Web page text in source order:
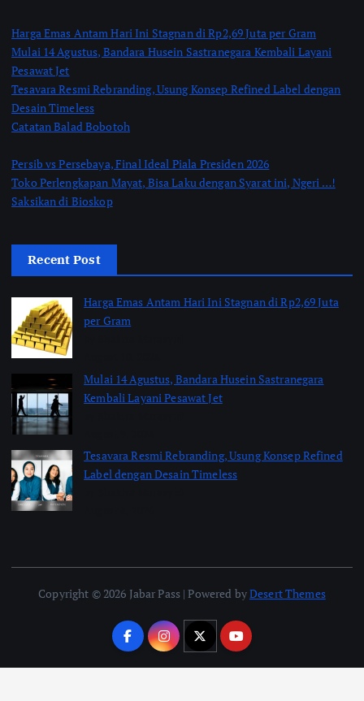
Harga Emas Antam Hari Ini Stagnan di Rp2,69 Juta per Gram
Mulai 14 Agustus, Bandara Husein Sastranegara Kembali Layani
Pesawat Jet
Tesavara Resmi Rebranding, Usung Konsep Refined Label dengan
Desain Timeless
Catatan Balad Bobotoh
Persib vs Persebaya, Final Ideal Piala Presiden 2026
Toko Perlengkapan Mayat, Bisa Laku dengan Syarat ini, Ngeri …!
Saksikan di Bioskop
Recent Post
Harga Emas Antam Hari Ini Stagnan di Rp2,69 Juta
per Gram
Mulai 14 Agustus, Bandara Husein Sastranegara
Kembali Layani Pesawat Jet
Tesavara Resmi Rebranding, Usung Konsep Refined
Label dengan Desain Timeless
Copyright © 2026 Jabar Pass | Powered byDesert Themes